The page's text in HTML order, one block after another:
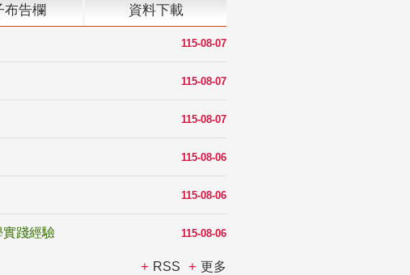
布告欄 資料下載
115-08-07
115-08-07
115-08-07
115-08-06
115-08-06
115-08-06
實踐經驗
RSS 更多